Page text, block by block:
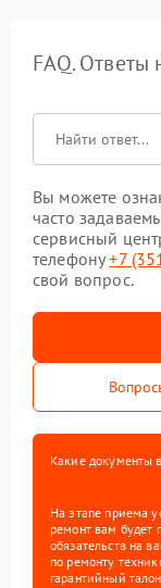
FAQ.
Вы можете
часто
сервисный
телефону+7
свой вопрос.
Какие документы
На этапе приема
ремонт вам будет
обязательств на
по ремонту
гарантийный